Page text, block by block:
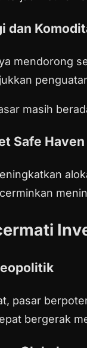
dan
mendorong
masih
Safe Haven
pasar
bergerak